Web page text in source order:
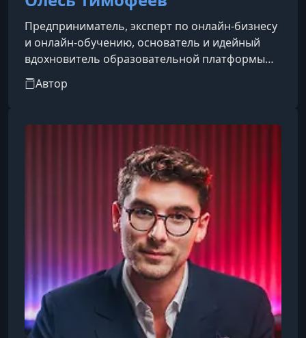
Предприниматель, эксперт по онлайн-бизнесу
и онлайн-обучению, основатель и идейный
вдохновитель образовательной платформы
Genius Space.Специализируется на создании и
масштабировании онлайн-образовательных
моделей и запуске цифровых продуктов. Имеет
образовании и предпринимательстве,
которым делится в авторских курсах и
программах обучения.
Автор